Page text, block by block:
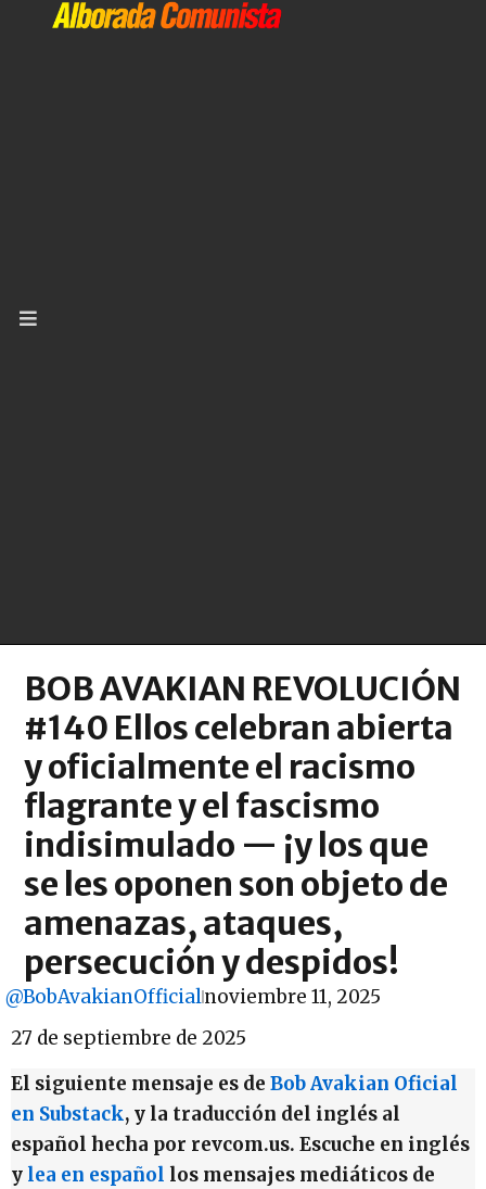
BOB AVAKIAN REVOLUCIÓN
#140 Ellos celebran abierta
y oficialmente el racismo
flagrante y el fascismo
indisimulado — ¡y los que
se les oponen son objeto de
amenazas, ataques,
persecución y despidos!
@BobAvakianOfficialnoviembre 11, 2025
27 de septiembre de 2025
El siguiente mensaje es de Bob Avakian Oficial
en Substack, y la traducción del inglés al
español hecha por revcom.us. Escuche en inglés
y lea en español los mensajes mediáticos de